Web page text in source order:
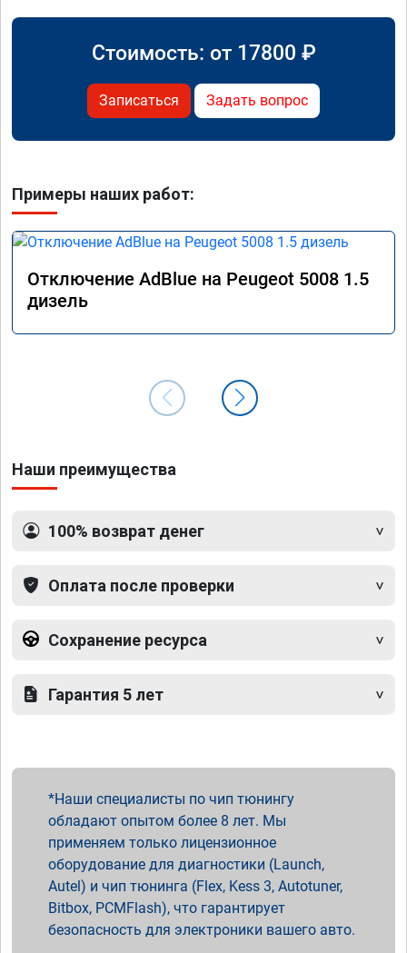
Стоимость: от 17800 ₽
Записаться Задать вопрос
Примеры наших работ:
Отключение AdBlue на Peugeot 5008 1.5
дизель
Наши преимущества
100% возврат денег
Оплата после проверки
Сохранение ресурса
Гарантия 5 лет
Наши специалисты по чип тюнингу
обладают опытом более 8 лет. Мы
применяем только лицензионное
оборудование для диагностики (Launch,
Autel) и чип тюнинга (Flex, Kess 3, Autotuner,
Bitbox, PCMFlash), что гарантирует
безопасность для электроники вашего авто.